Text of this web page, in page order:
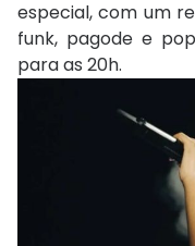
especial, com um
funk, pagode e
para as 20h.